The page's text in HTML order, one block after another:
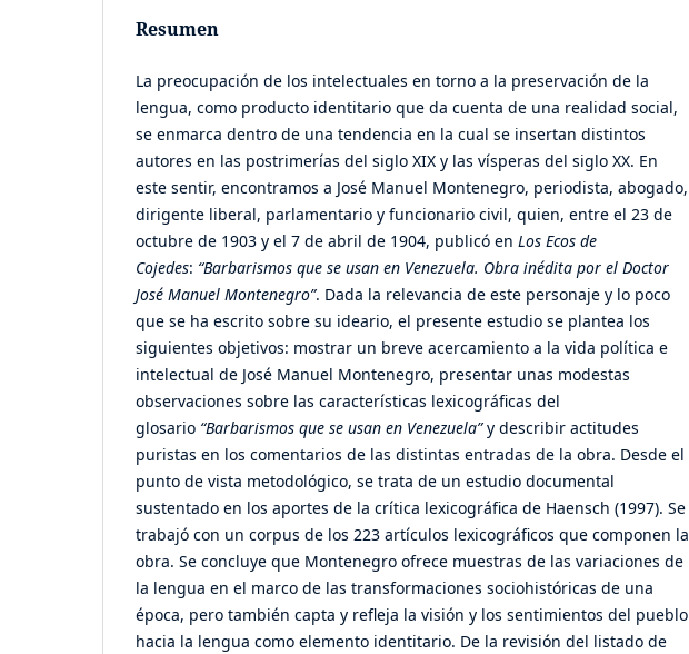
Resumen
La preocupación de los intelectuales en torno a la preservación de la
lengua, como producto identitario que da cuenta de una realidad social,
se enmarca dentro de una tendencia en la cual se insertan distintos
autores en las postrimerías del siglo XIX y las vísperas del siglo XX. En
este sentir, encontramos a José Manuel Montenegro, periodista, abogado,
dirigente liberal, parlamentario y funcionario civil, quien, entre el 23 de
octubre de 1903 y el 7 de abril de 1904, publicó en Los Ecos de
Cojedes: “Barbarismos que se usan en Venezuela. Obra inédita por el Doctor
José Manuel Montenegro”. Dada la relevancia de este personaje y lo poco
que se ha escrito sobre su ideario, el presente estudio se plantea los
siguientes objetivos: mostrar un breve acercamiento a la vida política e
intelectual de José Manuel Montenegro, presentar unas modestas
observaciones sobre las características lexicográficas del
glosario “Barbarismos que se usan en Venezuela”y describir actitudes
puristas en los comentarios de las distintas entradas de la obra. Desde el
punto de vista metodológico, se trata de un estudio documental
sustentado en los aportes de la crítica lexicográfica de Haensch (1997). Se
trabajó con un corpus de los 223 artículos lexicográficos que componen la
obra. Se concluye que Montenegro ofrece muestras de las variaciones de
la lengua en el marco de las transformaciones sociohistóricas de una
época, pero también capta y refleja la visión y los sentimientos del pueblo
hacia la lengua como elemento identitario. De la revisión del listado de